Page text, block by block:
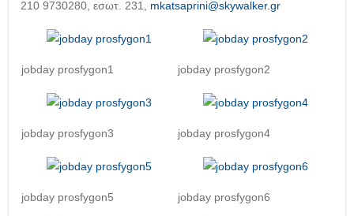
210 9730280, εσωτ. 231, mkatsaprini@skywalker.gr
jobday prosfygon1 jobday prosfygon2
jobday prosfygon3 jobday prosfygon4
jobday prosfygon5 jobday prosfygon6